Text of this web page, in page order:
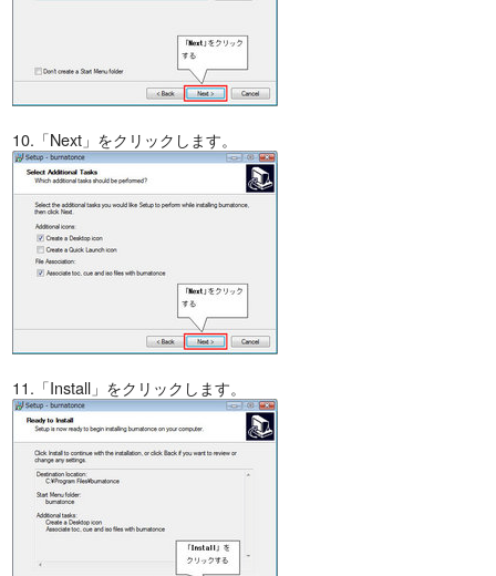
10.「Next」をクリックします。
11.「Install」をクリックします。